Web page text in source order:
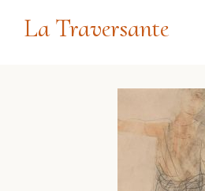
La Traversante